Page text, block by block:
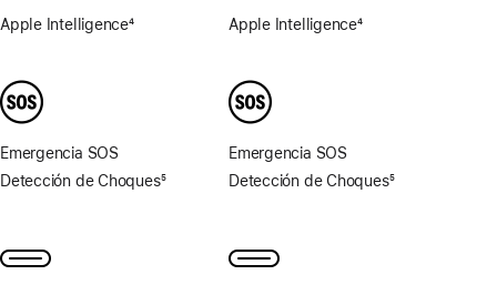
Apple Intelligence
pie
4
Emergencia SOS
Detección de Choques
pie
5
Apple Intelligence
pie
4
Emergencia SOS
Detección de Choques
pie
5